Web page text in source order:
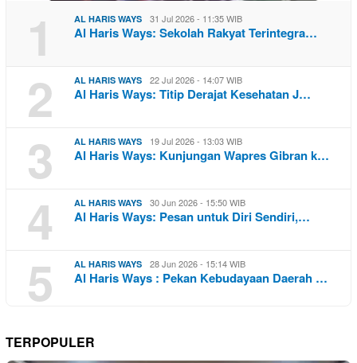
1 AL HARIS WAYS 31 Jul 2026 - 11:35 WIB
Al Haris Ways: Sekolah Rakyat Terintegra…
2 AL HARIS WAYS 22 Jul 2026 - 14:07 WIB
Al Haris Ways: Titip Derajat Kesehatan J…
3 AL HARIS WAYS 19 Jul 2026 - 13:03 WIB
Al Haris Ways: Kunjungan Wapres Gibran k…
4 AL HARIS WAYS 30 Jun 2026 - 15:50 WIB
Al Haris Ways: Pesan untuk Diri Sendiri,…
5 AL HARIS WAYS 28 Jun 2026 - 15:14 WIB
Al Haris Ways : Pekan Kebudayaan Daerah …
TERPOPULER